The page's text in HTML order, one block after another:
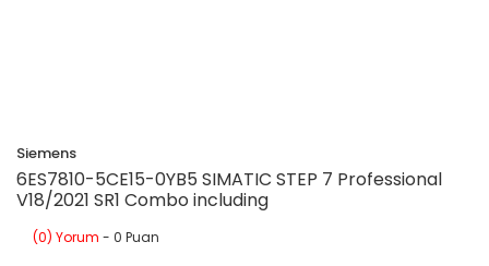
Siemens
6ES7810-5CE15-0YB5 SIMATIC STEP 7 Professional
V18/2021 SR1 Combo including
(0) Yorum - 0 Puan